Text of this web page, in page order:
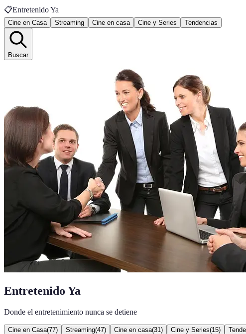
📋Entretenido Ya
Cine en Casa Streaming Cine en casa Cine y Series Tendencias
Buscar
Entretenido Ya
Donde el entretenimiento nunca se detiene
Cine en Casa(77) Streaming(47) Cine en casa(31 ) Cine y Series(15)